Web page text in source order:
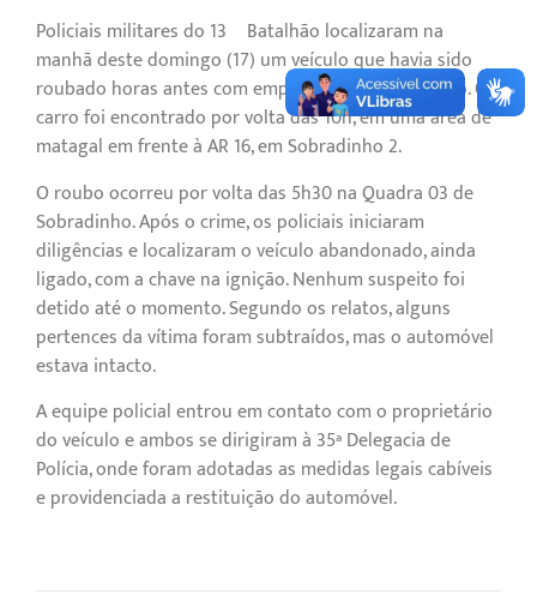
Policiais militares do 13º Batalhão localizaram na
manhã deste domingo (17) um veículo que havia sido
roubado horas antes com emprego de arma de fogo. O
carro foi encontrado por volta das 10h, em uma área de
matagal em frente à AR 16, em Sobradinho 2.
O roubo ocorreu por volta das 5h30 na Quadra 03 de
Sobradinho. Após o crime, os policiais iniciaram
diligências e localizaram o veículo abandonado, ainda
ligado, com a chave na ignição. Nenhum suspeito foi
detido até o momento. Segundo os relatos, alguns
pertences da vítima foram subtraídos, mas o automóvel
estava intacto.
A equipe policial entrou em contato com o proprietário
do veículo e ambos se dirigiram à 35ª Delegacia de
Polícia, onde foram adotadas as medidas legais cabíveis
e providenciada a restituição do automóvel.